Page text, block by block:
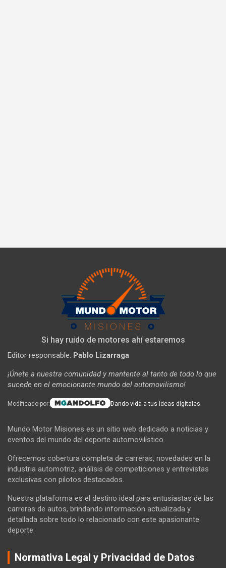
Si hay ruido de motores ahí estaremos
Editor responsable: Pablo Lizarraga
¡Únete a nuestra comunidad y mantente al tanto de todo lo que
sucede en el emocionante mundo del automovilismo!
Modificado por: Dando vida a tus ideas digitales
Mundo Motor Misiones es un sitio web dedicado a noticias y
eventos del mundo del deporte automovilístico.
Ofrecemos cobertura completa de carreras, novedades en la
industria automotriz, análisis de competiciones y entrevistas
exclusivas con pilotos destacados.
Nuestra plataforma es el destino ideal para entusiastas de las
carreras de autos, brindando información actualizada y
detallada sobre todo lo relacionado con este apasionante
deporte.
Normativa Legal y Privacidad de Datos